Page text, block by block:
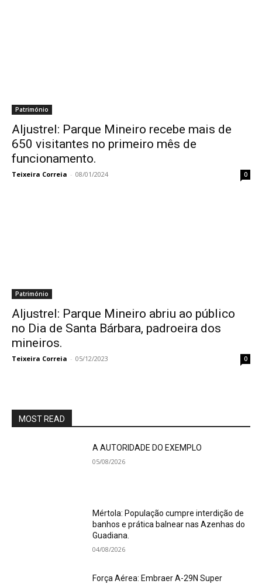
Património
Aljustrel: Parque Mineiro recebe mais de
650 visitantes no primeiro mês de
funcionamento.
Teixeira Correia - 08/01/2024 0
Património
Aljustrel: Parque Mineiro abriu ao público
no Dia de Santa Bárbara, padroeira dos
mineiros.
Teixeira Correia - 05/12/2023 0
MOST READ
A AUTORIDADE DO EXEMPLO
05/08/2026
Mértola: População cumpre interdição de
banhos e prática balnear nas Azenhas do
Guadiana.
04/08/2026
Força Aérea: Embraer A-29N Super